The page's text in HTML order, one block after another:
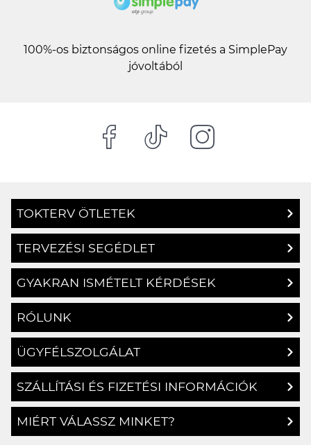
100%-os biztonságos online fizetés a SimplePay
jóvoltából
TOKTERV ÖTLETEK
TERVEZÉSI SEGÉDLET
GYAKRAN ISMÉTELT KÉRDÉSEK
RÓLUNK
ÜGYFÉLSZOLGÁLAT
SZÁLLÍTÁSI ÉS FIZETÉSI INFORMÁCIÓK
MIÉRT VÁLASSZ MINKET?